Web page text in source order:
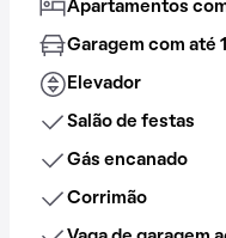
Apartamentos
Garagem com até
Elevador
Salão de festas
Gás encanado
Corrimão